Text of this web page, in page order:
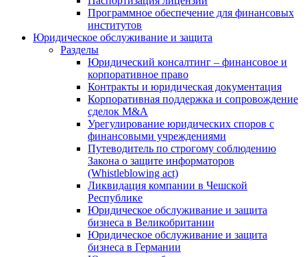
Программное обеспечение для финансовых
институтов
Юридическое обслуживание и защита
Разделы
Юридический консалтинг – финансовое и
корпоративное право
Контракты и юридическая документация
Корпоративная поддержка и сопровождение
сделок M&A
Урегулирование юридических споров с
финансовыми учреждениями
Путеводитель по строгому соблюдению
Закона о защите информаторов
(Whistleblowing act)
Ликвидация компании в Чешской
Республике
Юридическое обслуживание и защита
бизнеса в Великобритании
Юридическое обслуживание и защита
бизнеса в Германии